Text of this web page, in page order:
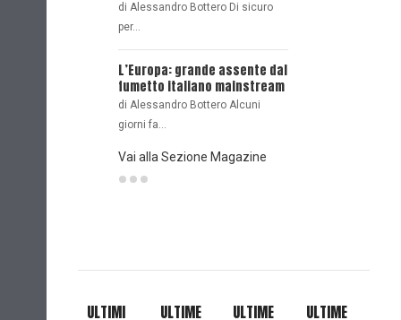
di Alessandro Bottero Di sicuro
per…
L’Europa: grande assente dal
fumetto italiano mainstream
di Alessandro Bottero Alcuni
giorni fa…
Vai alla Sezione Magazine
ULTIMI
ULTIME
ULTIME
ULTIME